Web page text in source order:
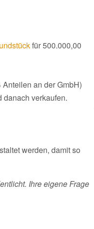
für 500.000,00
an der GmbH)
danach verkaufen.
werden, damit so
Ihre eigene Frage